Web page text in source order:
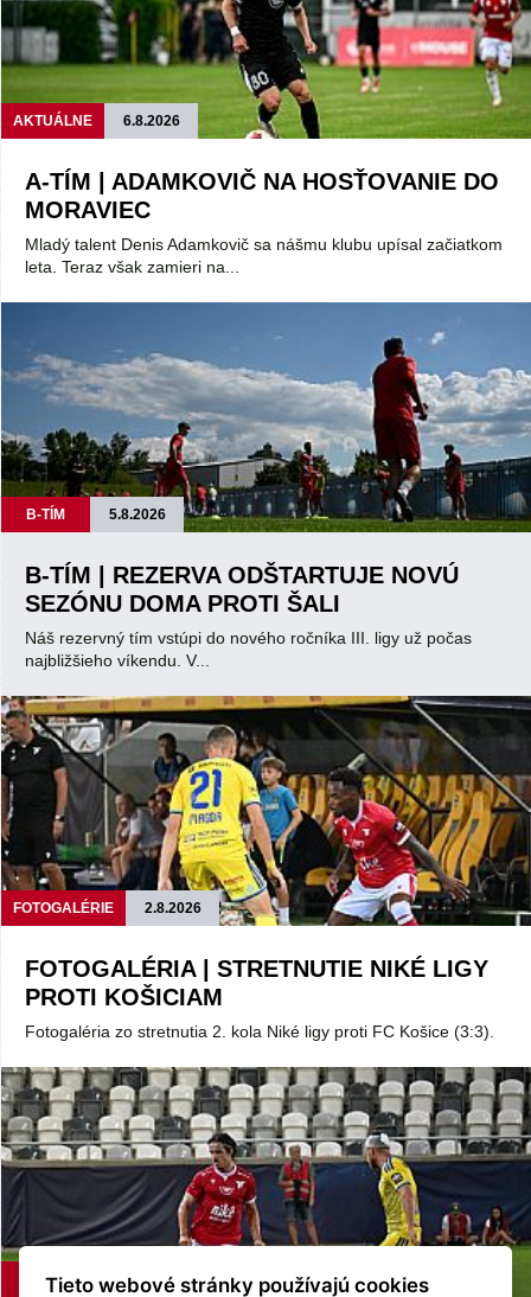
AKTUÁLNE 6.8.2026
A-TÍM | ADAMKOVIČ NA HOSŤOVANIE DO
MORAVIEC
Mladý talent Denis Adamkovič sa nášmu klubu upísal začiatkom
leta. Teraz však zamieri na...
B-TÍM 5.8.2026
B-TÍM | REZERVA ODŠTARTUJE NOVÚ
SEZÓNU DOMA PROTI ŠALI
Náš rezervný tím vstúpi do nového ročníka III. ligy už počas
najbližšieho víkendu. V...
FOTOGALÉRIE 2.8.2026
FOTOGALÉRIA | STRETNUTIE NIKÉ LIGY
PROTI KOŠICIAM
Fotogaléria zo stretnutia 2. kola Niké ligy proti FC Košice (3:3).
ASTV 2.8.2026
Tieto webové stránky používajú cookies